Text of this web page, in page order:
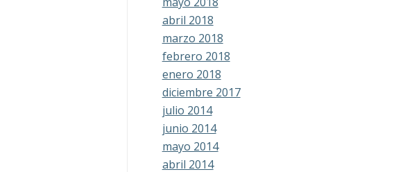
abril 2018
marzo 2018
febrero 2018
enero 2018
diciembre 2017
julio 2014
junio 2014
mayo 2014
abril 2014